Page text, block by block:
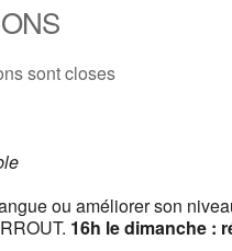
sont closes
ou améliorer son
16h le dimanche :